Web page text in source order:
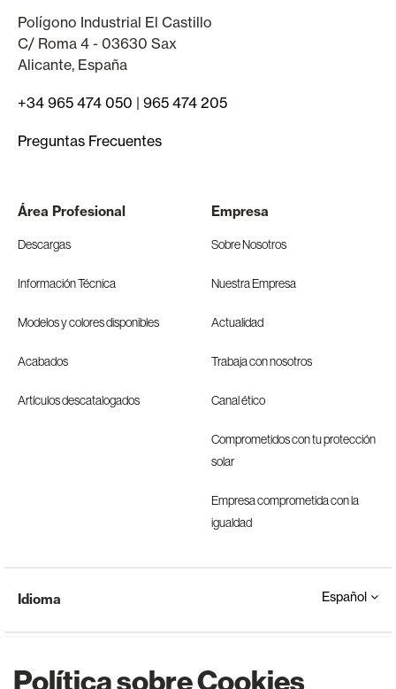
Política sobre Cookies
Polígono Industrial El Castillo
C/ Roma 4 - 03630 Sax
Alicante, España
+34 965 474 050 | 965 474 205
Preguntas Frecuentes
Área Profesional
Descargas
Información Técnica
Modelos y colores disponibles
Acabados
Artículos descatalogados
Empresa
Sobre Nosotros
Nuestra Empresa
Actualidad
Trabaja con nosotros
Canal ético
Comprometidos con tu protección
solar
Empresa comprometida con la
igualdad
Idioma Español